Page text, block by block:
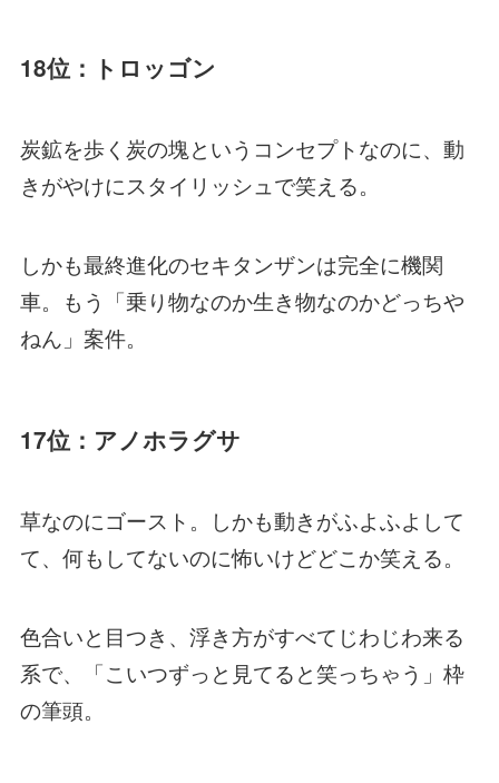
18位：トロッゴン
炭鉱を歩く炭の塊というコンセプトなのに、動
きがやけにスタイリッシュで笑える。
しかも最終進化のセキタンザンは完全に機関
車。もう「乗り物なのか生き物なのかどっちや
ねん」案件。
17位：アノホラグサ
草なのにゴースト。しかも動きがふよふよして
て、何もしてないのに怖いけどどこか笑える。
色合いと目つき、浮き方がすべてじわじわ来る
系で、「こいつずっと見てると笑っちゃう」枠
の筆頭。